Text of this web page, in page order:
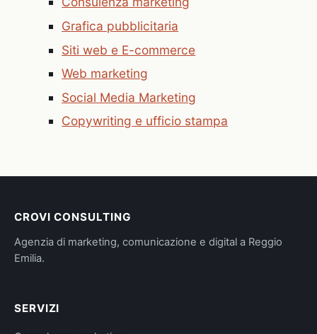
Grafica pubblicitaria
Siti web e E-commerce
Web marketing
Social Media Marketing
Copywriting e ufficio stampa
CROVI CONSULTING
Agenzia di marketing, comunicazione e digital a Reggio
Emilia.
SERVIZI